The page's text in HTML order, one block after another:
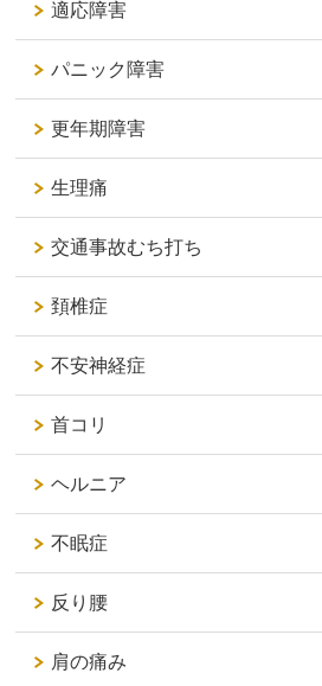
適応障害
パニック障害
更年期障害
生理痛
交通事故むち打ち
頚椎症
不安神経症
首コリ
ヘルニア
不眠症
反り腰
肩の痛み